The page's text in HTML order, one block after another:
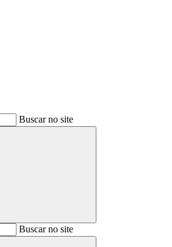
Buscar no site
BuscarBuscar no site